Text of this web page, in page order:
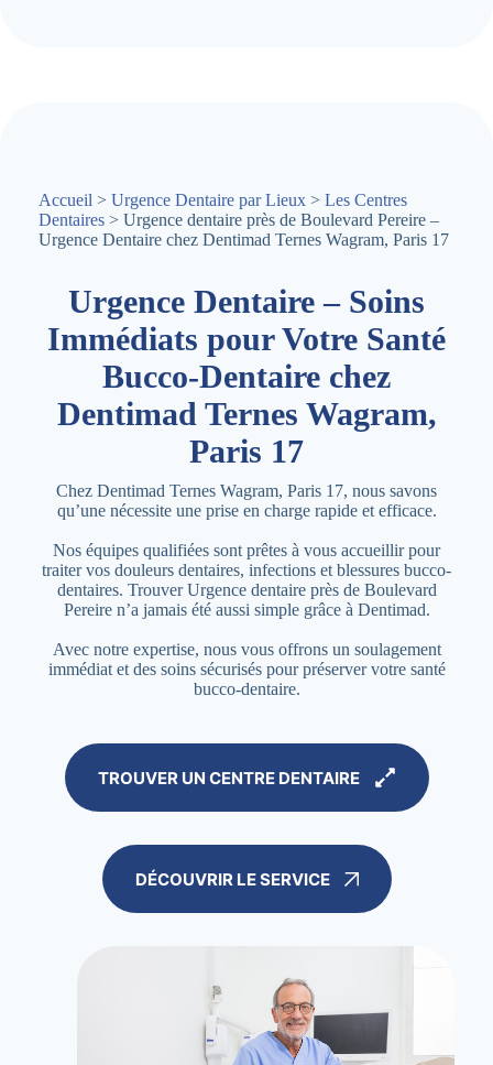
Accueil > Urgence Dentaire par Lieux > Les Centres
Dentaires > Urgence dentaire près de Boulevard Pereire –
Urgence Dentaire chez Dentimad Ternes Wagram, Paris 17
Urgence Dentaire – Soins
Immédiats pour Votre Santé
Bucco-Dentaire chez
Dentimad Ternes Wagram,
Paris 17
Chez Dentimad Ternes Wagram, Paris 17, nous savons
qu’une nécessite une prise en charge rapide et efficace.
Nos équipes qualifiées sont prêtes à vous accueillir pour
traiter vos douleurs dentaires, infections et blessures bucco-
dentaires. Trouver Urgence dentaire près de Boulevard
Pereire n’a jamais été aussi simple grâce à Dentimad.
Avec notre expertise, nous vous offrons un soulagement
immédiat et des soins sécurisés pour préserver votre santé
bucco-dentaire.
TROUVER UN CENTRE DENTAIRE
DÉCOUVRIR LE SERVICE